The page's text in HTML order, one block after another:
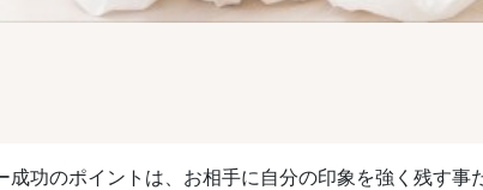
成功のポイントは、お相手に自分の印象を強く残す